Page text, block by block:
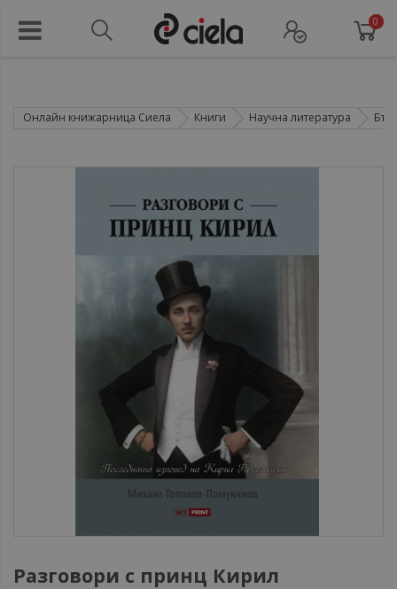
0
Онлайн книжарница Сиела Книги Научна литература
Разговори с принц Кирил